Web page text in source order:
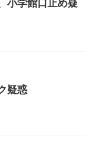
小学館口止め疑
疑惑